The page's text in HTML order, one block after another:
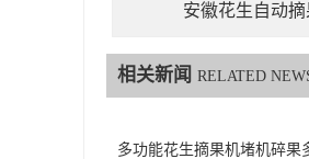
安徽花生自动
相关新闻 RELATED
多功能花生摘果机堵机碎果